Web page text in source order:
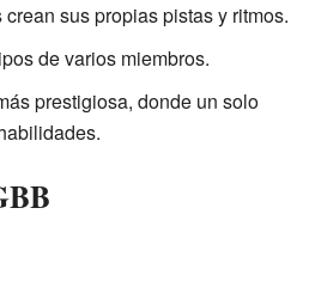
crean sus propias pistas y ritmos.
de varios miembros.
prestigiosa, donde un solo